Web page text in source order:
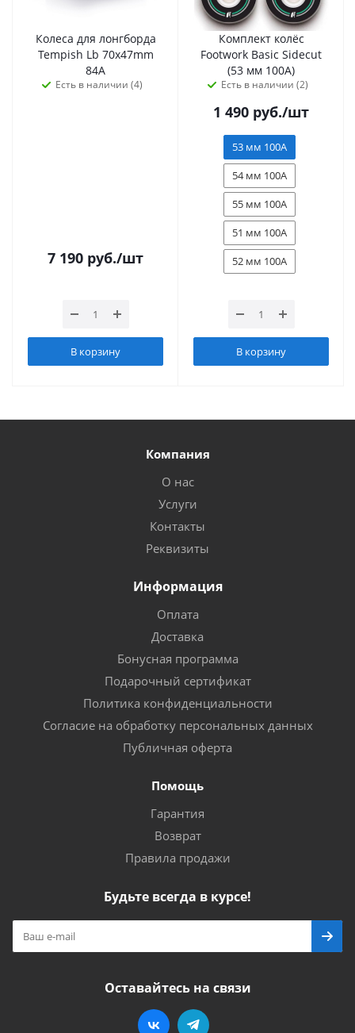
Колеса для лонгборда
Tempish Lb 70x47mm
84A
Есть в наличии (4)
7 190 руб./шт
В корзину
Комплект колёс
Footwork Basic Sidecut
(53 мм 100А)
Есть в наличии (2)
1 490 руб./шт
53 мм 100А
54 мм 100А
55 мм 100А
51 мм 100А
52 мм 100А
В корзину
Компания
О нас
Услуги
Контакты
Реквизиты
Информация
Оплата
Доставка
Бонусная программа
Подарочный сертификат
Политика конфиденциальности
Согласие на обработку персональных данных
Публичная оферта
Помощь
Гарантия
Возврат
Правила продажи
Будьте всегда в курсе!
Оставайтесь на связи